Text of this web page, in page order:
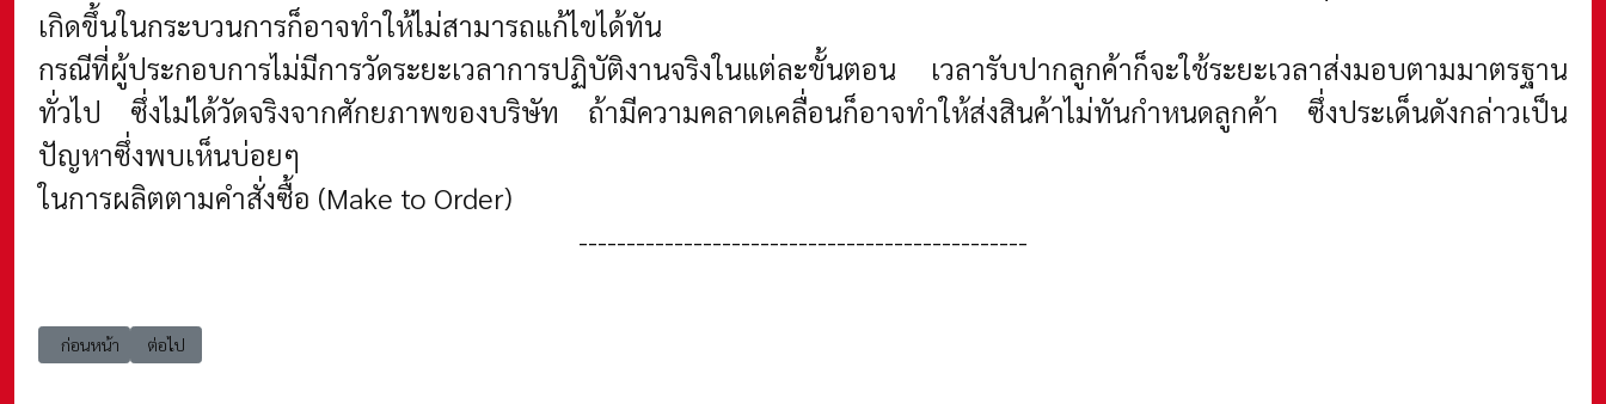
เกิดขึ้นในกระบวนการก็อาจทำให้ไม่สามารถแก้ไขได้ทัน
กรณีที่ผู้ประกอบการไม่มีการวัดระยะเวลาการปฏิบัติงานจริงในแต่ละขั้นตอน เวลารับปากลูกค้าก็จะใช้ระยะเวลาส่งมอบตามมาตรฐาน
ทั่วไป ซึ่งไม่ได้วัดจริงจากศักยภาพของบริษัท ถ้ามีความคลาดเคลื่อนก็อาจทำให้ส่งสินค้าไม่ทันกำหนดลูกค้า ซึ่งประเด็นดังกล่าวเป็น
ปัญหาซึ่งพบเห็นบ่อยๆ
ในการผลิตตามคำสั่งซื้อ (Make to Order)
-----------------------------------------------
เนื้อหาก่อนหน้า: ct50 ภาพรวมอุตสาหกรรมเซรามิกและกิจกรรมโลจิสติกส์ (Overview of the ceramic industry and logistics activities)
ก่อนหน้า เนื้อหาถัดไป: ct50 รู้ปัญหาแต่เนิ่น ๆ แนวคิดเพื่อการพัฒนาประสิทธิภาพโลจิสติกส์ในอุตสาหกรรมเซรามิก
ต่อไป